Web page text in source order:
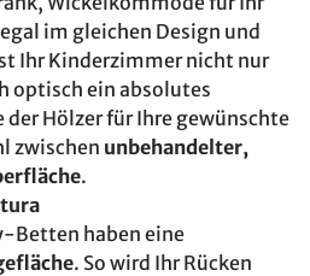
im gleichen Design und
Ihr Kinderzimmer nicht nur
optisch ein absolutes
der Hölzer für Ihre gewünschte
zwischen unbehandelter,
.
Betten haben eine
. So wird Ihr Rücken